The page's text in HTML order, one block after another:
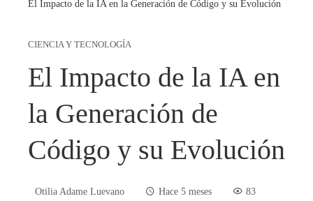
El Impacto de la IA en la Generación de Código y su Evolución
CIENCIA Y TECNOLOGÍA
El Impacto de la IA en
la Generación de
Código y su Evolución
Otilia Adame Luevano Hace 5 meses 83